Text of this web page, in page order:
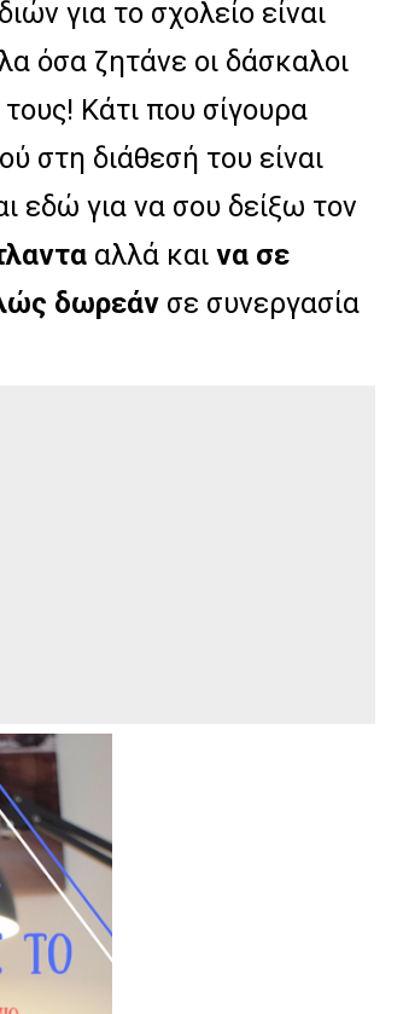
για το σχολείο είναι
όσα ζητάνε οι δάσκαλοι
Κάτι που σίγουρα
στη διάθεσή του είναι
εδώ για να σου δείξω τον
αλλά και να σε
δωρεάνσε συνεργασία